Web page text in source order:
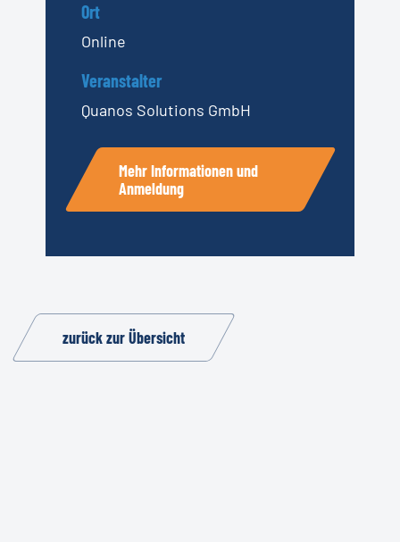
Ort
Online
Veranstalter
Quanos Solutions GmbH
Mehr Informationen und
Anmeldung
zurück zur Übersicht